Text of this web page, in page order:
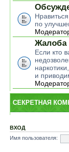
по
Жалоба
Если кто
и
СЕКРЕТНАЯ
ВХОД
Имя пользователя: